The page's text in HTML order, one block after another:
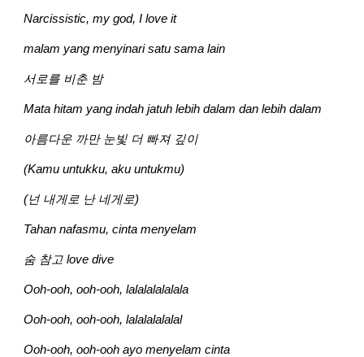
Narcissistic, my god, I love it
malam yang menyinari satu sama lain
서로를 비춘 밤
Mata hitam yang indah jatuh lebih dalam dan lebih dalam
아름다운 까만 눈빛 더 빠져 깊이
(Kamu untukku, aku untukmu)
(넌 내게로 난 네게로)
Tahan nafasmu, cinta menyelam
숨 참고 love dive
Ooh-ooh, ooh-ooh, lalalalalalala
Ooh-ooh, ooh-ooh, lalalalalalal
Ooh-ooh, ooh-ooh ayo menyelam cinta